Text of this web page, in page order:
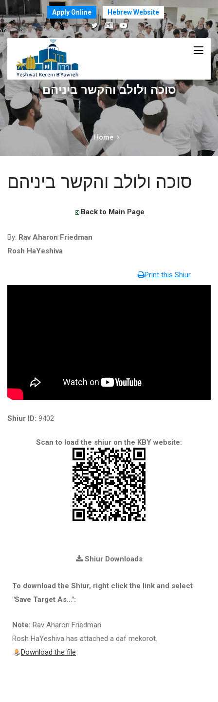
Apply Online Hebrew Website
סוכה ולולב והקשר ביניהם
Home
סוכה ולולב והקשר ביניהם
Back to Main Page
By: Rav Aharon Friedman
Rosh HaYeshiva
Print this Shiur
Shiur ID: 9402
Scan to load the shiur on the KBY website:
Shiur Downloads
To download the Shiur, right click the link and select
"Save Target As...":
Note: Rav Aharon Friedman
Rosh HaYeshiva has attached a daf mekorot.
Download the file